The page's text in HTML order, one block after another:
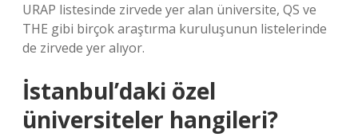
URAP listesinde zirvede yer alan üniversite, QS ve
THE gibi birçok araştırma kuruluşunun listelerinde
de zirvede yer alıyor.
İstanbul’daki özel
üniversiteler hangileri?